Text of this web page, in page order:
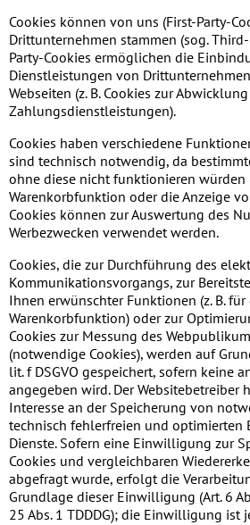
Cookies können von uns (First-Party-
Drittunternehmen stammen (sog.
Party-Cookies ermöglichen die
Dienstleistungen von
Webseiten (z. B. Cookies zur
Zahlungsdienstleistungen).
Cookies haben verschiedene
sind technisch notwendig, da
ohne diese nicht funktionieren würden
Warenkorbfunktion oder die Anzeige
Cookies können zur Auswertung des
Werbezwecken verwendet werden.
Cookies, die zur Durchführung des
Kommunikationsvorgangs, zur
Ihnen erwünschter Funktionen (z. B. für
Warenkorbfunktion) oder zur
Cookies zur Messung des
(notwendige Cookies), werden auf
lit. f DSGVO gespeichert, sofern keine
angegeben wird. Der Websitebetreiber
Interesse an der Speicherung von
technisch fehlerfreien und optimierten
Dienste. Sofern eine Einwilligung zur
Cookies und vergleichbaren
abgefragt wurde, erfolgt die
Grundlage dieser Einwilligung (Art. 6
25 Abs. 1 TDDDG); die Einwilligung ist